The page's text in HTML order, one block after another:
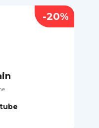
-20%